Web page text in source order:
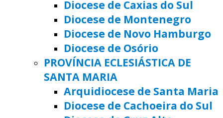
Diocese de Caxias do Sul
Diocese de Montenegro
Diocese de Novo Hamburgo
Diocese de Osório
PROVÍNCIA ECLESIÁSTICA DE
SANTA MARIA
Arquidiocese de Santa Maria
Diocese de Cachoeira do Sul